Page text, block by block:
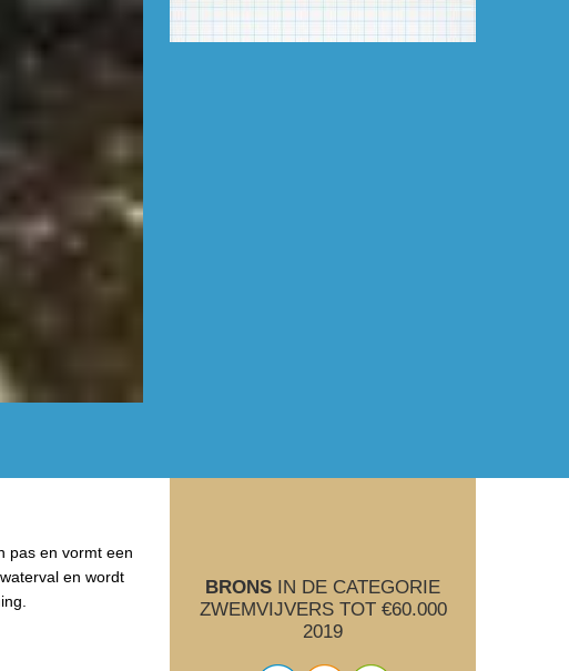
pas en vormt een
en wordt
BRONS IN DE CATEGORIE
ZWEMVIJVERS TOT €60.000
2019